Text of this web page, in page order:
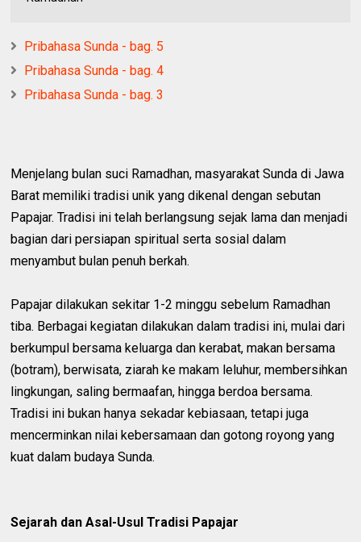
Pribahasa Sunda - bag. 5
Pribahasa Sunda - bag. 4
Pribahasa Sunda - bag. 3
Menjelang bulan suci Ramadhan, masyarakat Sunda di Jawa
Barat memiliki tradisi unik yang dikenal dengan sebutan
Papajar. Tradisi ini telah berlangsung sejak lama dan menjadi
bagian dari persiapan spiritual serta sosial dalam
menyambut bulan penuh berkah.
Papajar dilakukan sekitar 1-2 minggu sebelum Ramadhan
tiba. Berbagai kegiatan dilakukan dalam tradisi ini, mulai dari
berkumpul bersama keluarga dan kerabat, makan bersama
(botram), berwisata, ziarah ke makam leluhur, membersihkan
lingkungan, saling bermaafan, hingga berdoa bersama.
Tradisi ini bukan hanya sekadar kebiasaan, tetapi juga
mencerminkan nilai kebersamaan dan gotong royong yang
kuat dalam budaya Sunda.
Sejarah dan Asal-Usul Tradisi Papajar